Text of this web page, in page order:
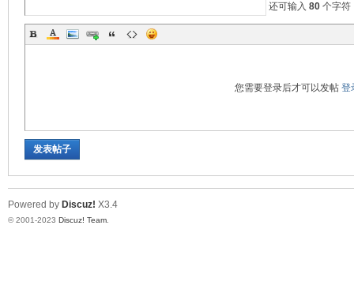
还可输入 80 个字符
您需要登录后才可以发帖 登
发表帖子
Powered by Discuz! X3.4
© 2001-2023 Discuz! Team